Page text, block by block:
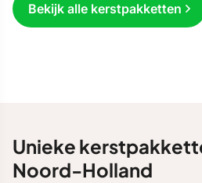
Bekijk alle kerstpakketten
Unieke
Noord-Holland